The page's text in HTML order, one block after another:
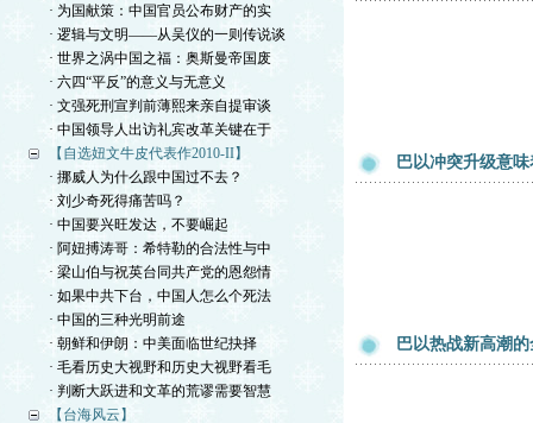
· 为国献策：中国官员公布财产的实
· 逻辑与文明——从吴仪的一则传说谈
· 世界之涡中国之福：奥斯曼帝国废
· 六四“平反”的意义与无意义
· 文强死刑宣判前薄熙来亲自提审谈
· 中国领导人出访礼宾改革关键在于
【自选妞文牛皮代表作2010-II】
· 挪威人为什么跟中国过不去？
· 刘少奇死得痛苦吗？
· 中国要兴旺发达，不要崛起
· 阿妞搏涛哥：希特勒的合法性与中
· 梁山伯与祝英台同共产党的恩怨情
· 如果中共下台，中国人怎么个死法
· 中国的三种光明前途
· 朝鲜和伊朗：中美面临世纪抉择
· 毛看历史大视野和历史大视野看毛
· 判断大跃进和文革的荒谬需要智慧
【台海风云】
巴以冲突升级意
巴以热战新高潮